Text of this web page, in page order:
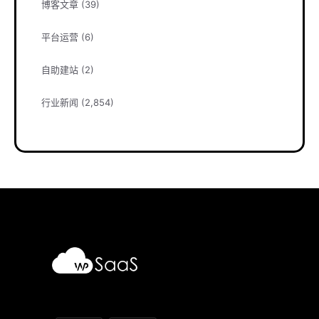
博客文章 (39)
平台运营 (6)
自助建站 (2)
行业新闻 (2,854)